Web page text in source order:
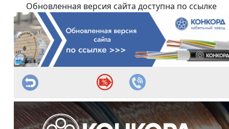
Обновленная версия сайта доступна по ссылке